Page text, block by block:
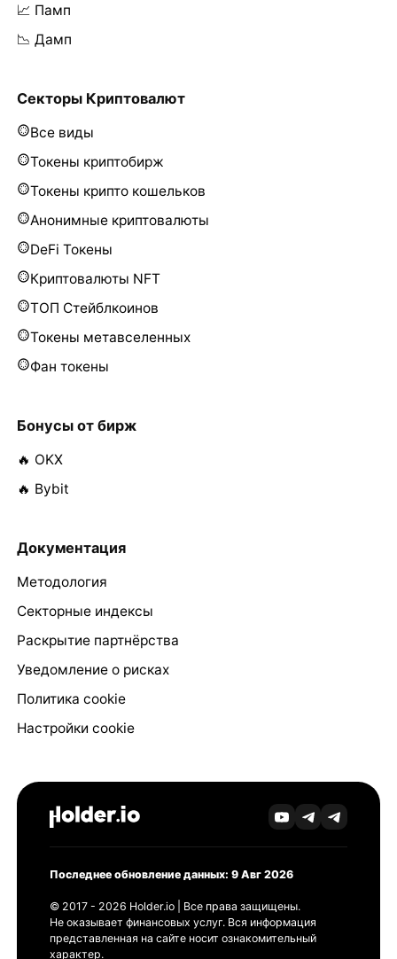
📈 Памп
📉 Дамп
Секторы Криптовалют
Все виды
Токены криптобирж
Токены крипто кошельков
Анонимные криптовалюты
DeFi Токены
Криптовалюты NFT
ТОП Стейблкоинов
Токены метавселенных
Фан токены
Бонусы от бирж
🔥 OKX
🔥 Bybit
Документация
Методология
Секторные индексы
Раскрытие партнёрства
Уведомление о рисках
Политика cookie
Настройки cookie
Последнее обновление данных: 9 Авг 2026
© 2017 - 2026 Holder.io | Все права защищены.
Не оказывает финансовых услуг. Вся информация
представленная на сайте носит ознакомительный
характер.